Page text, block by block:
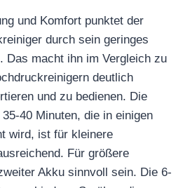
und Komfort punktet der
durch sein geringes
Das macht ihn im Vergleich zu
deutlich
und zu bedienen. Die
40 Minuten, die in einigen
wird, ist für kleinere
Für größere
Akku sinnvoll sein. Die 6-